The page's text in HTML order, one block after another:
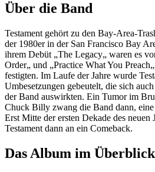
Über die Band
Testament gehört zu den Bay-Area-
der 1980er in der San Francisco Bay
ihrem Debüt „The Legacy„ waren es
Order„ und „Practice What You
festigten. Im Laufe der Jahre wurde
Umbesetzungen gebeutelt, die sich
der Band auswirkten. Ein Tumor im
Chuck Billy zwang die Band dann,
Erst Mitte der ersten Dekade des neuen
Testament dann an ein Comeback.
Das Album im Überblick